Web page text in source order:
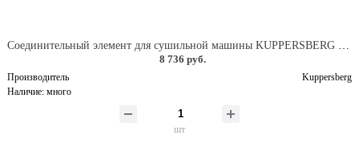
Соединительный элемент для сушильной машины KUPPERSBERG DS 592 W, выдвижная полка, цвет белый
8 736 руб.
Производитель
Kuppersberg
Наличие: много
шт